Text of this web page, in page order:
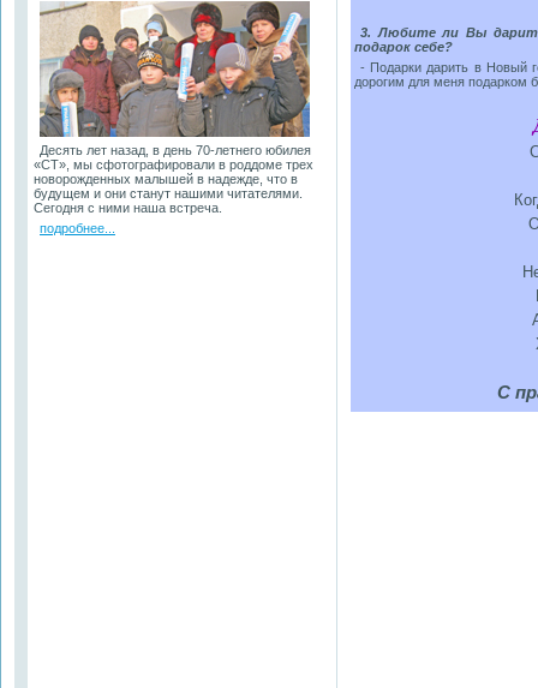
Десять лет назад, в день 70-летнего юбилея
«СТ», мы сфотографировали в роддоме трех
новорожденных малышей в надежде, что в
будущем и они станут нашими читателями.
Сегодня с ними наша встреча.
подробнее...
3. Любите ли Вы
подарок себе?
- Подарки дарить в Новый
дорогим для меня подарком
С